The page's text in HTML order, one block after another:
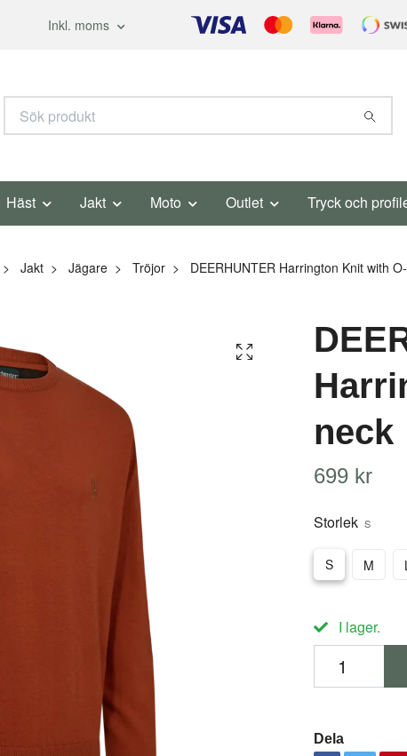
Inkl. moms
Häst Jakt Moto Outlet Tryck och
Jakt Jägare Tröjor DEERHUNTER Harrington Knit with
neck
699 kr
Storlek S
S M
I lager.
Dela